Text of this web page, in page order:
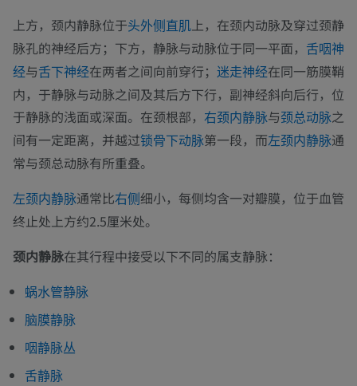
上方，颈内静脉位于头外侧直肌上，在颈内动脉及穿过颈静
脉孔的神经后方；下方，静脉与动脉位于同一平面， 舌咽神
经与舌下神经在两者之间向前穿行； 迷走神经在同一筋膜鞘
内，于静脉与动脉之间及其后方下行，副神经斜向后行，位
于静脉的浅面或深面。在颈根部， 右颈内静脉与颈总动脉之
间有一定距离，并越过锁骨下动脉第一段，而左颈内静脉通
常与颈总动脉有所重叠。
左颈内静脉通常比右侧细小，每侧均含一对瓣膜，位于血管
终止处上方约2.5厘米处。
颈内静脉在其行程中接受以下不同的属支静脉：
蜗水管静脉
脑膜静脉
咽静脉丛
舌静脉